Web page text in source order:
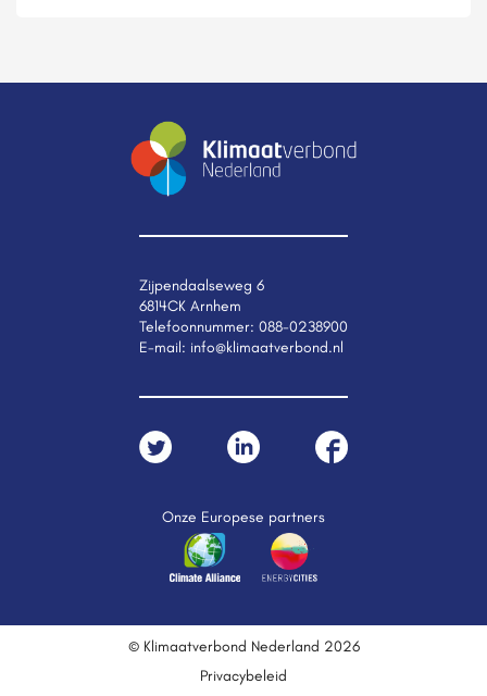
Zijpendaalseweg 6
6814CK Arnhem
Telefoonnummer: 088-0238900
E-mail: info@klimaatverbond.nl
Onze Europese partners
© Klimaatverbond Nederland 2026
Privacybeleid